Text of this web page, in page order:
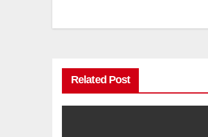
de inteligencia
Post